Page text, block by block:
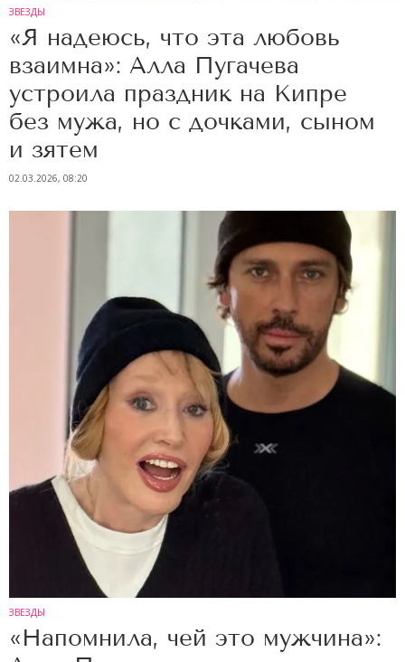
ЗВЕЗДЫ
«Я надеюсь, что эта любовь
взаимна»: Алла Пугачева
устроила праздник на Кипре
без мужа, но с дочками, сыном
и зятем
02.03.2026, 08:20
ЗВЕЗДЫ
«Напомнила, чей это мужчина»: